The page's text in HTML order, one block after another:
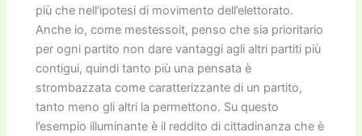
più che nell’ipotesi di movimento dell’elettorato.
Anche io, come mestessoit, penso che sia prioritario
per ogni partito non dare vantaggi agli altri partiti più
contigui, quindi tanto più una pensata è
strombazzata come caratterizzante di un partito,
tanto meno gli altri la permettono. Su questo
l’esempio illuminante è il reddito di cittadinanza che è